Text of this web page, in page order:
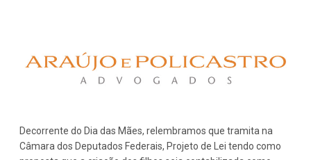
Decorrente do Dia das Mães, relembramos que tramita na
Câmara dos Deputados Federais, Projeto de Lei tendo como